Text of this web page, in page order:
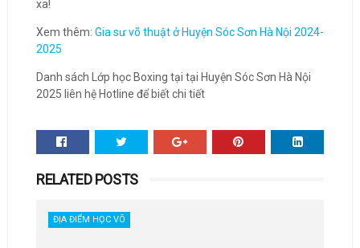
xa!
Xem thêm: Gia sư võ thuật ở Huyện Sóc Sơn Hà Nội 2024-
2025
Danh sách Lớp học Boxing tại tại Huyện Sóc Sơn Hà Nội
2025 liên hệ Hotline để biết chi tiết
RELATED POSTS
ĐỊA ĐIỂM HỌC VÕ